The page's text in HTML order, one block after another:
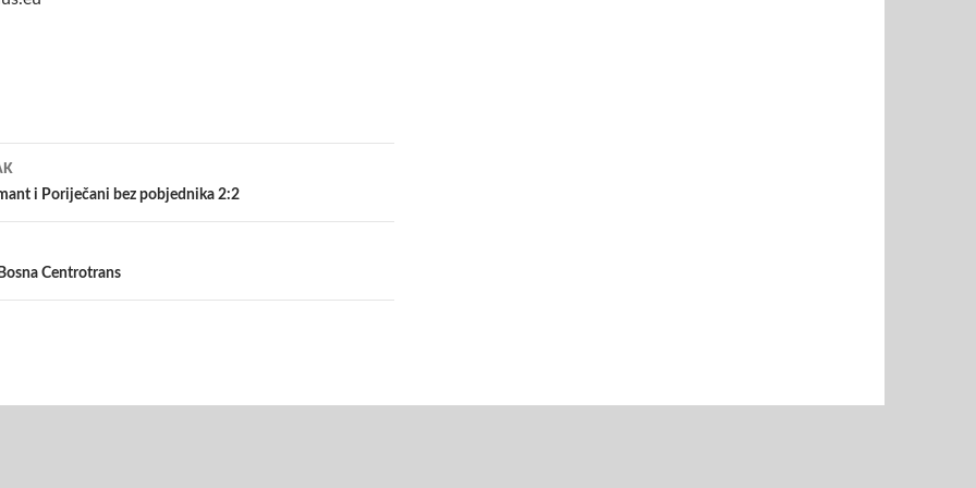
i Poriječani bez pobjednika 2:2
Centrotrans